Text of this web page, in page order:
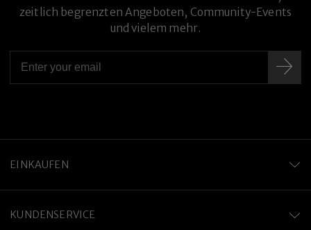
zeitlich begrenzten Angeboten, Community-Events
und vielem mehr.
EINKAUFEN
KUNDENSERVICE